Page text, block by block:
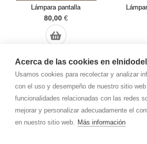
Acerca de las cookies en
Usamos cookies para recolectar y analizar
con el uso y desempeño de nuestro sitio
funcionalidades relacionadas con las redes
mejorar y personalizar adecuadamente el
en nuestro sitio web. Más información
Lámpara pantalla
80,00€
Cada lámpara es única
Elige la tuya para aportar un